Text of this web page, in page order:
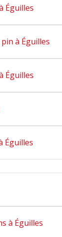
Éguilles
à Éguilles
Éguilles
Éguilles
à Éguilles